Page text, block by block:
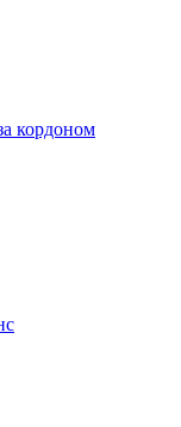
кордоном